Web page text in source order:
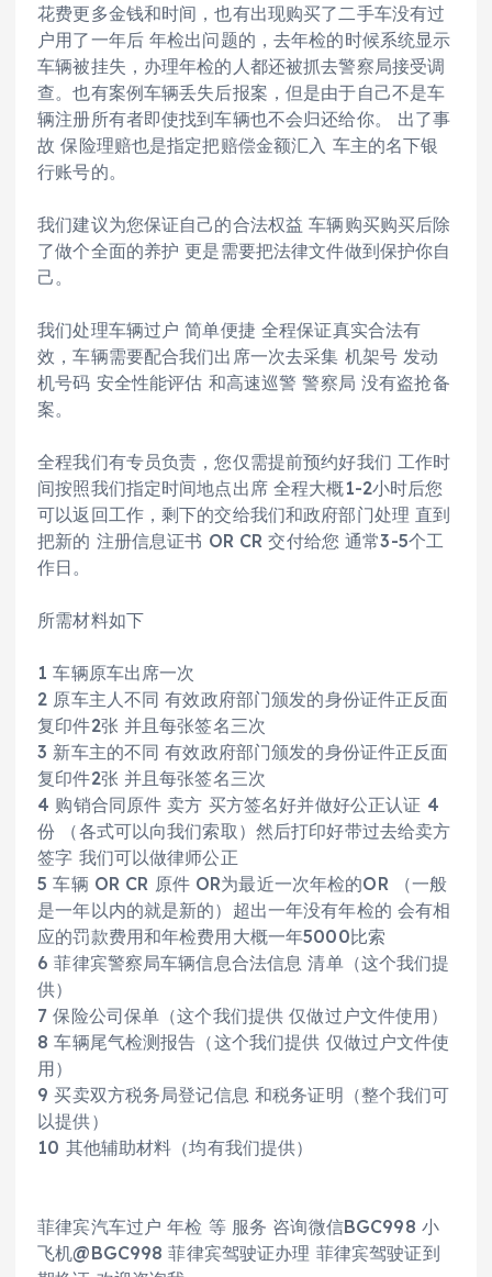
花费更多金钱和时间，也有出现购买了二手车没有过
户用了一年后 年检出问题的，去年检的时候系统显示
车辆被挂失，办理年检的人都还被抓去警察局接受调
查。也有案例车辆丢失后报案，但是由于自己不是车
辆注册所有者即使找到车辆也不会归还给你。 出了事
故 保险理赔也是指定把赔偿金额汇入 车主的名下银
行账号的。
我们建议为您保证自己的合法权益 车辆购买购买后除
了做个全面的养护 更是需要把法律文件做到保护你自
己。
我们处理车辆过户 简单便捷 全程保证真实合法有
效，车辆需要配合我们出席一次去采集 机架号 发动
机号码 安全性能评估 和高速巡警 警察局 没有盗抢备
案。
全程我们有专员负责，您仅需提前预约好我们 工作时
间按照我们指定时间地点出席 全程大概1-2小时后您
可以返回工作，剩下的交给我们和政府部门处理 直到
把新的 注册信息证书 OR CR 交付给您 通常3-5个工
作日。
所需材料如下
1 车辆原车出席一次
2 原车主人不同 有效政府部门颁发的身份证件正反面
复印件2张 并且每张签名三次
3 新车主的不同 有效政府部门颁发的身份证件正反面
复印件2张 并且每张签名三次
4 购销合同原件 卖方 买方签名好并做好公正认证 4
份 （各式可以向我们索取）然后打印好带过去给卖方
签字 我们可以做律师公正
5 车辆 OR CR 原件 OR为最近一次年检的OR （一般
是一年以内的就是新的）超出一年没有年检的 会有相
应的罚款费用和年检费用大概一年5000比索
6 菲律宾警察局车辆信息合法信息 清单（这个我们提
供）
7 保险公司保单（这个我们提供 仅做过户文件使用）
8 车辆尾气检测报告（这个我们提供 仅做过户文件使
用）
9 买卖双方税务局登记信息 和税务证明（整个我们可
以提供）
10 其他辅助材料（均有我们提供）
菲律宾汽车过户 年检 等 服务 咨询微信BGC998 小
飞机@BGC998 菲律宾驾驶证办理 菲律宾驾驶证到